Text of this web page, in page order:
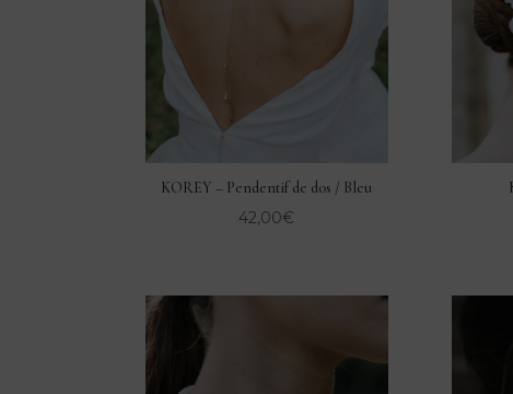
KOREY – Pendentif de dos / Bleu
42,00€